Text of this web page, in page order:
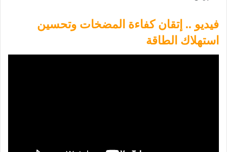
فيديو .. إتقان كفاءة المضخات وتحسين
استهلاك الطاقة